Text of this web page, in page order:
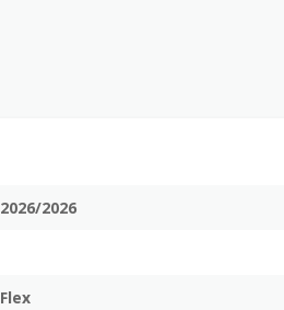
2026/2026
Flex